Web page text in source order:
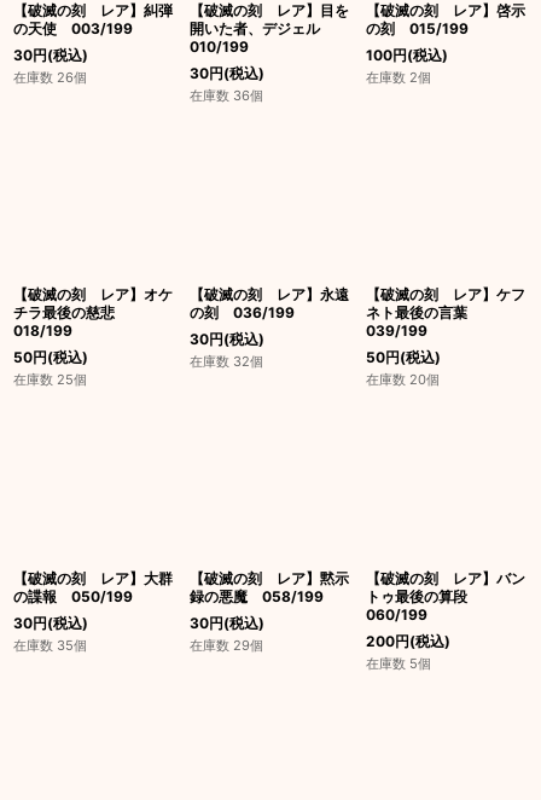
【破滅の刻 レア】糾弾
の天使 003/199
30円(税込)
在庫数 26個
【破滅の刻 レア】目を
開いた者、デジェル
010/199
30円(税込)
在庫数 36個
【破滅の刻 レア】啓示
の刻 015/199
100円(税込)
在庫数 2個
【破滅の刻 レア】オケ
チラ最後の慈悲
018/199
50円(税込)
在庫数 25個
【破滅の刻 レア】永遠
の刻 036/199
30円(税込)
在庫数 32個
【破滅の刻 レア】ケフ
ネト最後の言葉
039/199
50円(税込)
在庫数 20個
【破滅の刻 レア】大群
の諜報 050/199
30円(税込)
在庫数 35個
【破滅の刻 レア】黙示
録の悪魔 058/199
30円(税込)
在庫数 29個
【破滅の刻 レア】バン
トゥ最後の算段
060/199
200円(税込)
在庫数 5個